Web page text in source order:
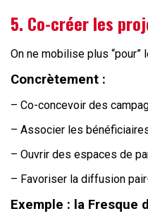
5. Co-créer les
On ne mobilise plus “pour”
Concrètement :
– Co-concevoir des
– Associer les
– Ouvrir des espaces de
– Favoriser la diffusion
Exemple : la Fresque